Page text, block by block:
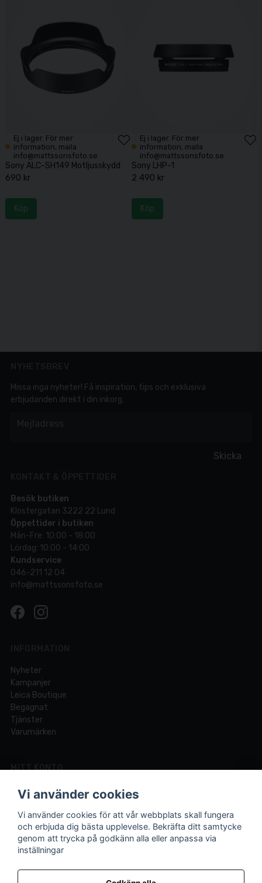
Ej i lager. För mer
information, maila
info@mattssonsfoto.se
Sony ALC-SH149 Motljusskydd
690 kr
Köp
Ej i lager. För mer
information, maila
info@mattssonsfoto.se
Sony LHP-1
2 490 kr
Köp
Skicka
Missa inga nyheter! Få inspiration, tips och exklusiva
erbjudanden direkt i din inkorg.
Besök butiken
Klostergatan 3222 22 Lund
Öppettider i butiken
Mån-Fre: 10:00 - 18:00
Lördag: 10:00 - 14:00
Kundservice
046-211 12 04
info@mattssonsfoto.se
Nyheter
Kampanjer
Leica Boutique
Begagnat
Tjänster
Varumärken
MITT KONTO
Logga in
Registrera dig
Glömt lösenord?
Vi är experter på foto och video med över 100 års
Vi använder cookies
Vi använder cookies för att vår webbplats skall fungera
och erbjuda dig bästa upplevelse. Bekräfta ditt samtycke
genom att trycka på godkänn alla eller anpassa via
inställningar